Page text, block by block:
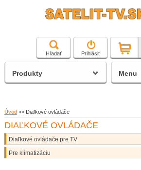
čierna a biela technika
satelitné prijímače
Hľadať Prihlásiť
Úvod >> Diaľkové ovládače
DIAĽKOVÉ OVLÁDAČE
Diaľkové ovládače pre TV
Pre klimatizáciu
Produkty Menu